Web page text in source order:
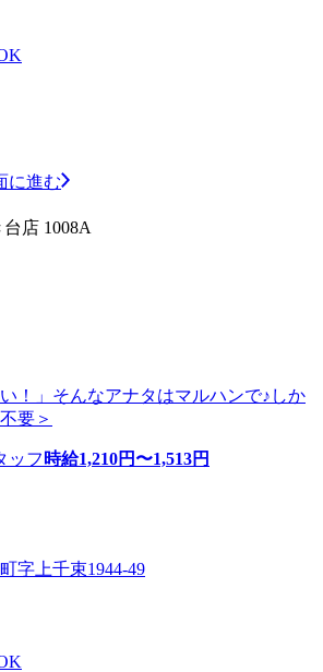
に進む
店 1008A
！」そんなアナタはマルハンで♪しか
要＞
ッフ 時給1,210円〜1,513円
字上千束1944-49